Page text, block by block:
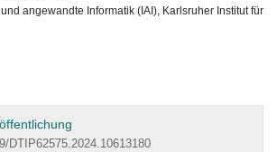
angewandte Informatik (IAI), Karlsruher Institut für
DTIP62575.2024.10613180